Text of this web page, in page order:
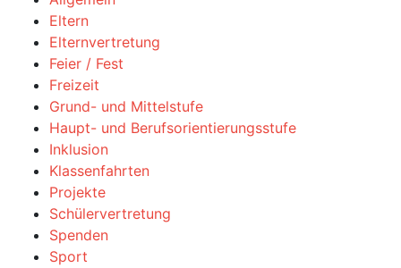
Eltern
Elternvertretung
Feier / Fest
Freizeit
Grund- und Mittelstufe
Haupt- und Berufsorientierungsstufe
Inklusion
Klassenfahrten
Projekte
Schülervertretung
Spenden
Sport